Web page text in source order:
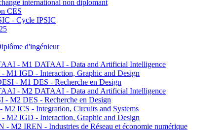
international non diplomant
CES
- Cycle IPSIC
d'ingénieur
- M1 DATAAI - Data and Artificial Intelligence
M1 IGD - Interaction, Graphic and Design
- M1 DES - Recherche en Design
- M2 DATAAI - Data and Artificial Intelligence
- M2 DES - Recherche en Design
M2 ICS - Integration, Circuits and Systems
M2 IGD - Interaction, Graphic and Design
- M2 IREN - Industries de Réseau et économie numérique